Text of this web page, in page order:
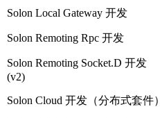
Solon Local Gateway 开发
Solon Remoting Rpc 开发
Solon Remoting Socket.D 开发
(v2)
Solon Cloud 开发（分布式套件）